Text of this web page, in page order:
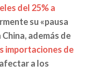
del 25% a
su «pausa
además de
importaciones de
a los